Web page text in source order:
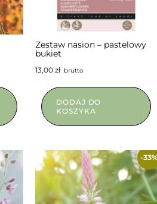
Zestaw nasion – pastelowy
bukiet
13,00 złbrutto
DODAJ DO
KOSZYKA
-